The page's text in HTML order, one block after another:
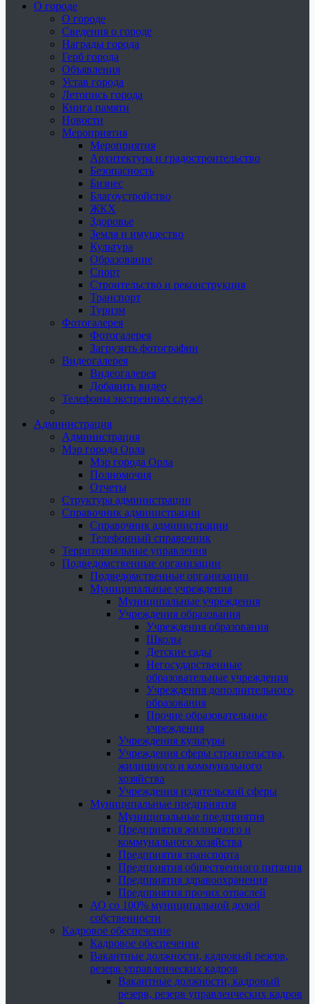
О городе
О городе
Сведения о городе
Награды города
Герб города
Объявления
Устав города
Летопись города
Книга памяти
Новости
Мероприятия
Мероприятия
Архитектура и градостроительство
Безопасность
Бизнес
Благоустройство
ЖКХ
Здоровье
Земля и имущество
Культура
Образование
Спорт
Строительство и реконструкция
Транспорт
Туризм
Фотогалерея
Фотогалерея
Загрузить фотографии
Видеогалерея
Видеогалерея
Добавить видео
Телефоны экстренных служб
Администрация
Администрация
Мэр города Орла
Мэр города Орла
Полномочия
Отчеты
Структура администрации
Справочник администрации
Справочник администрации
Телефонный справочник
Территориальные управления
Подведомственные организации
Подведомственные организации
Муниципальные учреждения
Муниципальные учреждения
Учреждения образования
Учреждения образования
Школы
Детские сады
Негосударственные
образовательные учреждения
Учреждения дополнительного
образования
Прочие образовательные
учреждения
Учреждения культуры
Учреждения сферы строительства,
жилищного и коммунального
хозяйства
Учреждения издательской сферы
Муниципальные предприятия
Муниципальные предприятия
Предприятия жилищного и
коммунального хозяйства
Предприятия транспорта
Предприятия общественного питания
Предприятия здравоохранения
Предприятия прочих отраслей
АО со 100% муниципальной долей
собственности
Кадровое обеспечение
Кадровое обеспечение
Вакантные должности, кадровый резерв,
резерв управленческих кадров
Вакантные должности, кадровый
резерв, резерв управленческих кадров